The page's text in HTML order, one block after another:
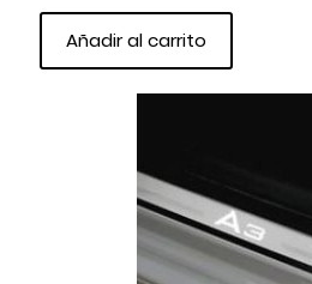
Añadir al carrito